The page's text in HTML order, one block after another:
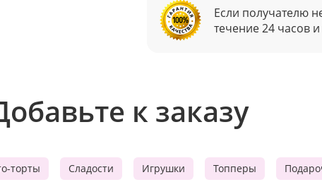
Если получателю
течение 24 часов
к заказу
торты Сладости Игрушки Топперы